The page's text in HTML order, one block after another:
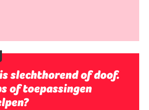
slechthorend of doof.
of toepassingen